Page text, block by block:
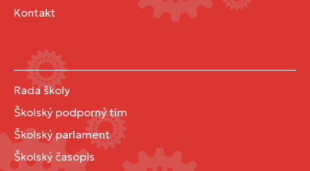
Kontakt
Rada školy
Školský podporný tím
Školský parlament
Školský časopis